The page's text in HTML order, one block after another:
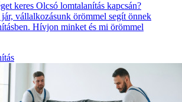
keres Olcsó lomtalanítás kapcsán?
vállalkozásunk örömmel segít önnek
Hívjon minket és mi örömmel